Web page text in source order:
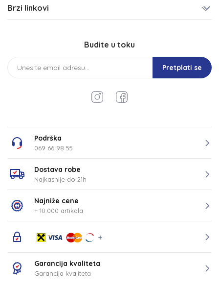
Brzi linkovi
Budite u toku
Pretplati se
Podrška
069 66 98 55
Dostava robe
Najkasnije do 21h
Najniže cene
+ 10.000 artikala
Garancija kvaliteta
Garancija kvaliteta